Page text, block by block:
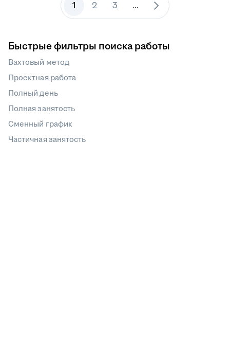
1 2 3 ...
Быстрые фильтры поиска работы
Вахтовый метод
Проектная работа
Полный день
Полная занятость
Сменный график
Частичная занятость